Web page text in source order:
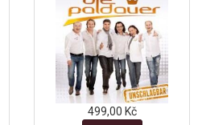
499,00 Kč